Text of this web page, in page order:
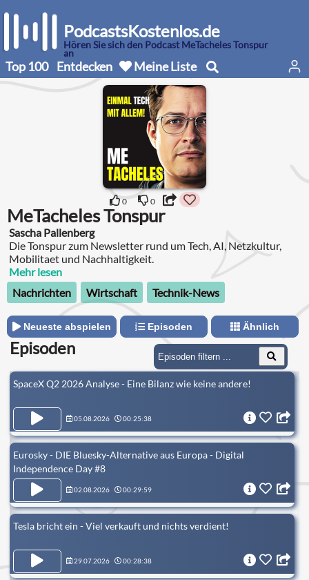
PodcastsKostenlos.de
Hören Sie sich den Podcast MeTacheles Tonspur
an
Top 100 Entdecken Meine Liste
0 0
MeTacheles Tonspur
Sascha Pallenberg
Die Tonspur zum Newsletter rund um Tech, AI, Netzkultur,
Mobilitaet und Nachhaltigkeit.
Mehr lesen
Nachrichten
Wirtschaft Technik-News
Neueste abspielen Episoden Ähnlich
Episoden
SpaceX Q2 2026 Analyse - Eine Bilanz wie keine andere!
05.08.2026 00:25:38
Eurosky - DIE Bluesky-Alternative aus Europa - Digital
Independence Day #8
02.08.2026 00:29:59
Tesla bricht ein - Viel verkauft und nichts verdient!
29.07.2026 00:28:38